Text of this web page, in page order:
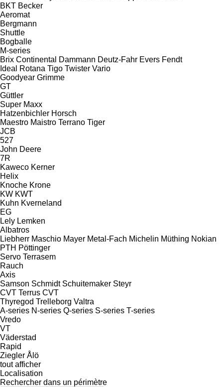
BKT Becker
Aeromat
Bergmann
Shuttle
Bogballe
M-series
Brix Continental Dammann Deutz-Fahr Evers Fendt
Ideal
Rotana Tigo Twister Vario
Goodyear Grimme
GT
Güttler
Super Maxx
Hatzenbichler Horsch
Maestro Maistro Terrano Tiger
JCB
527
John Deere
7R
Kaweco Kerner
Helix
Knoche Krone
KW KWT
Kuhn Kverneland
EG
Lely Lemken
Albatros
Liebherr Maschio Mayer Metal-Fach Michelin Müthing Nokian
PTH Pöttinger
Servo Terrasem
Rauch
Axis
Samson Schmidt Schuitemaker Steyr
CVT Terrus CVT
Thyregod Trelleborg Valtra
A-series N-series Q-series S-series T-series
Vredo
VT
Väderstad
Rapid
Ziegler Ålö
tout afficher
Localisation
Rechercher dans un périmètre